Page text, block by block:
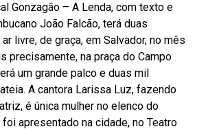
Gonzagão – A Lenda, com texto e
João Falcão, terá duas
livre, de graça, em Salvador, no mês
precisamente, na praça do Campo
um grande palco e duas mil
A cantora Larissa Luz, fazendo
é única mulher no elenco do
apresentado na cidade, no Teatro